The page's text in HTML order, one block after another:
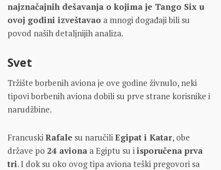
najznačajnih dešavanja o kojima je Tango Six u
ovoj godini izveštavao a mnogi događaji bili su
povod naših detaljnijih analiza.
Svet
Tržište borbenih aviona je ove godine živnulo, neki
tipovi borbenih aviona dobili su prve strane korisnike i
narudžbine.
Francuski Rafale su naručili Egipat i Katar, obe
države po 24 aviona a Egiptu su i isporučena prva
tri. I dok su oko ovog tipa aviona teški pregovori sa